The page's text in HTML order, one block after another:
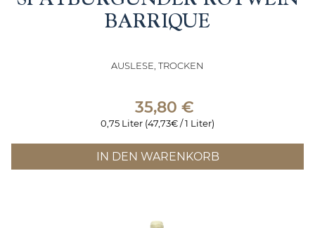
BARRIQUE
AUSLESE, TROCKEN
35,80 €
0,75 Liter (47,73€ / 1 Liter)
IN DEN WARENKORB